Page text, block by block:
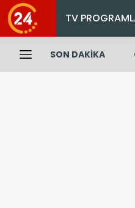
TV
SON DAKİKA